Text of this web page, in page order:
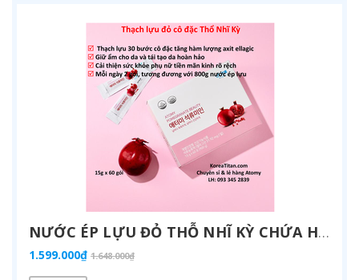
NƯỚC ÉP LỰU ĐỎ THỖ NHĨ KỲ CHỨA HÀM LƯỢNG CAO AXIT ELLAGIC 31.92MG / 2 GÓI RẤT GIÀU CHẤT CHỐNG OXY HOÁ GIÚP TRẺ HOÁ DA VÀ CẢI THIỆN TIỀN MÃN KINH PHỤ NỮ TRUNG NIÊN (15G X 60 GÓI) - ATOMY POMEGRANTE - 애터미 석류 - АТОМИ ГРАНАТ
1.599.000₫ 1.648.000₫